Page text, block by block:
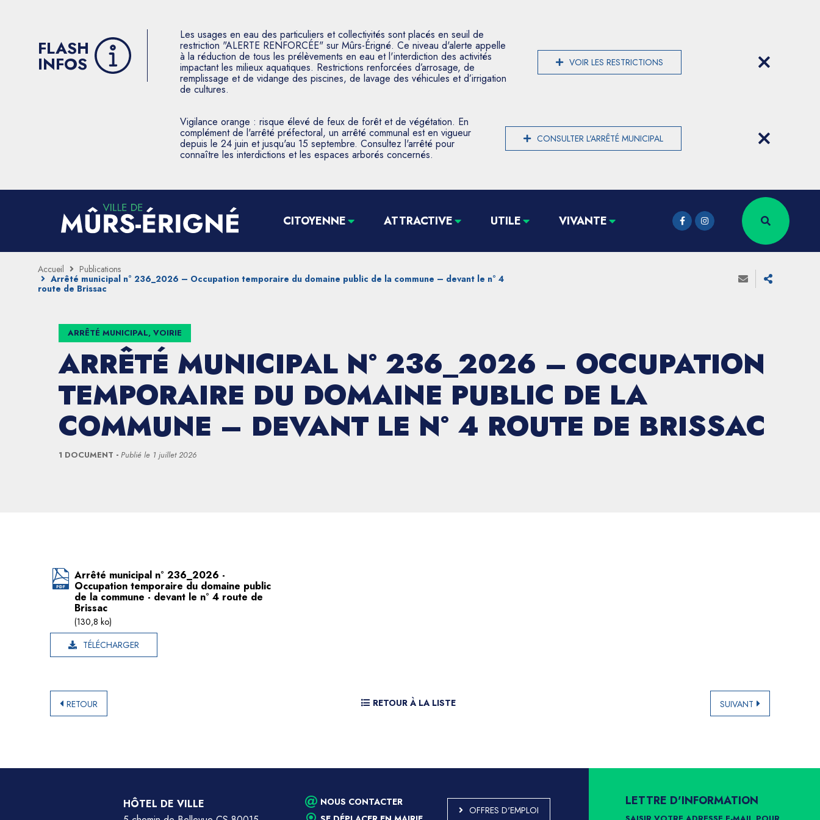
FLASH
INFOS
Les usages en eau des particuliers et collectivités sont placés en seuil de
restriction "ALERTE RENFORCÉE" sur Mûrs-Érigné. Ce niveau d'alerte appelle
à la réduction de tous les prélèvements en eau et l'interdiction des activités
impactant les milieux aquatiques. Restrictions renforcées d’arrosage, de
remplissage et de vidange des piscines, de lavage des véhicules et d’irrigation
de cultures.
VOIR LES RESTRICTIONS
Vigilance orange : risque élevé de feux de forêt et de végétation. En
complément de l'arrêté préfectoral, un arrêté communal est en vigueur
depuis le 24 juin et jusqu'au 15 septembre. Consultez l'arrêté pour
connaître les interdictions et les espaces arborés concernés.
CONSULTER L'ARRÊTÉ MUNICIPAL
CITOYENNE ATTRACTIVE UTILE VIVANTE
Accueil
Publications
Arrêté municipal n° 236_2026 – Occupation temporaire du domaine public de la commune – devant le n° 4
route de Brissac
ARRÊTÉ MUNICIPAL, VOIRIE
ARRÊTÉ MUNICIPAL N° 236_2026 – OCCUPATION
TEMPORAIRE DU DOMAINE PUBLIC DE LA
COMMUNE – DEVANT LE N° 4 ROUTE DE BRISSAC
1 DOCUMENT Publié le 1 juillet 2026
Arrêté municipal n° 236_2026 -
Occupation temporaire du domaine public
de la commune - devant le n° 4 route de
Brissac
(130,8 ko)
TÉLÉCHARGER
RETOUR RETOUR À LA LISTE SUIVANT
HÔTEL DE VILLE
NOUS CONTACTER
OFFRES D'EMPLOI
LETTRE D'INFORMATION